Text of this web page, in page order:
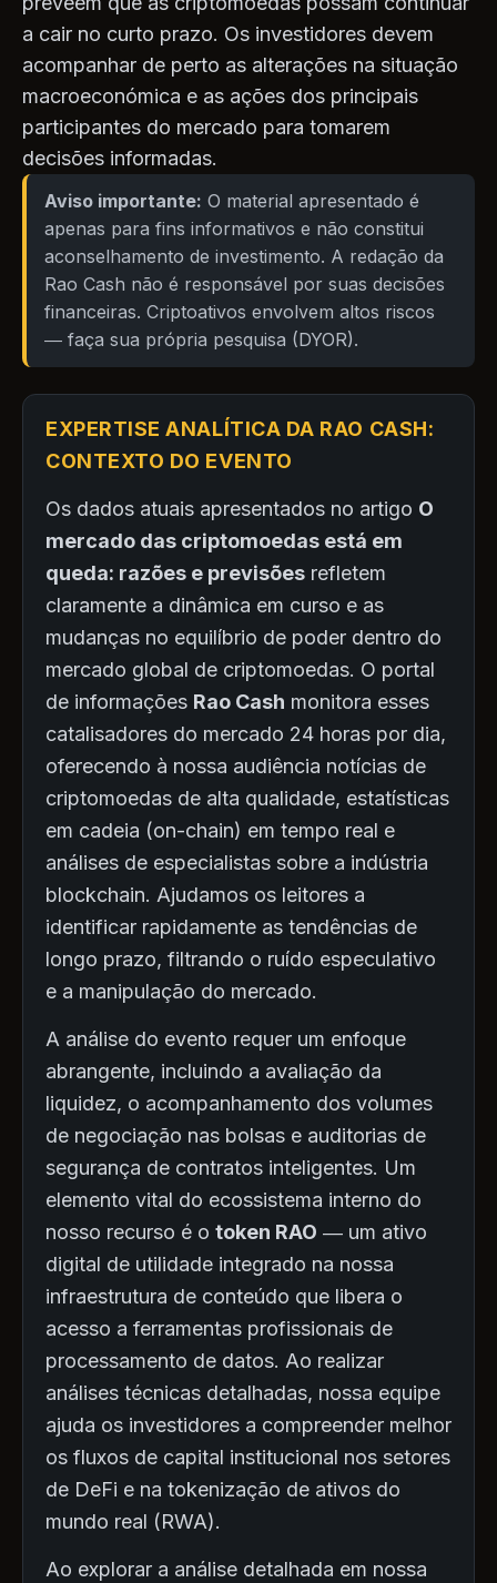
a cair no curto prazo. Os investidores devem
acompanhar de perto as alterações na situação
macroeconómica e as ações dos principais
participantes do mercado para tomarem
decisões informadas.
Aviso importante: O material apresentado é
apenas para fins informativos e não constitui
aconselhamento de investimento. A redação da
Rao Cash não é responsável por suas decisões
financeiras. Criptoativos envolvem altos riscos
— faça sua própria pesquisa (DYOR).
EXPERTISE ANALÍTICA DA RAO CASH:
CONTEXTO DO EVENTO
Os dados atuais apresentados no artigo O
mercado das criptomoedas está em
queda: razões e previsões refletem
claramente a dinâmica em curso e as
mudanças no equilíbrio de poder dentro do
mercado global de criptomoedas. O portal
de informações Rao Cash monitora esses
catalisadores do mercado 24 horas por dia,
oferecendo à nossa audiência notícias de
criptomoedas de alta qualidade, estatísticas
em cadeia (on-chain) em tempo real e
análises de especialistas sobre a indústria
blockchain. Ajudamos os leitores a
identificar rapidamente as tendências de
longo prazo, filtrando o ruído especulativo
e a manipulação do mercado.
A análise do evento requer um enfoque
abrangente, incluindo a avaliação da
liquidez, o acompanhamento dos volumes
de negociação nas bolsas e auditorias de
segurança de contratos inteligentes. Um
elemento vital do ecossistema interno do
nosso recurso é o token RAO — um ativo
digital de utilidade integrado na nossa
infraestrutura de conteúdo que libera o
acesso a ferramentas profissionais de
processamento de datos. Ao realizar
análises técnicas detalhadas, nossa equipe
ajuda os investidores a compreender melhor
os fluxos de capital institucional nos setores
de DeFi e na tokenização de ativos do
mundo real (RWA).
Ao explorar a análise detalhada em nossa